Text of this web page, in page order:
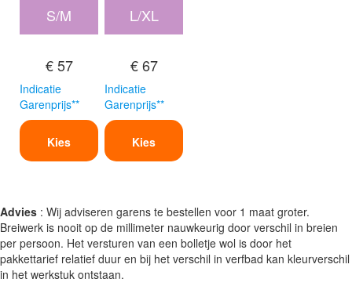
S/M
€ 57
Indicatie
Garenprijs**
Kies
L/XL
€ 67
Indicatie
Garenprijs**
Kies
Advies : Wij adviseren garens te bestellen voor 1 maat groter.
Breiwerk is nooit op de millimeter nauwkeurig door verschil in breien
per persoon. Het versturen van een bolletje wol is door het
pakkettarief relatief duur en bij het verschil in verfbad kan kleurverschil
in het werkstuk ontstaan.